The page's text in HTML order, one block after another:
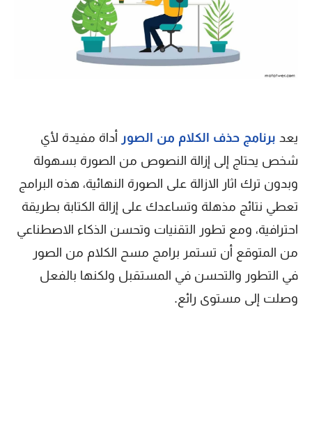
يعد برنامج حذف الكلام من الصور أداة مفيدة لأي
شخص يحتاج إلى إزالة النصوص من الصورة بسهولة
وبدون ترك اثار الازالة على الصورة النهائية، هذه البرامج
تعطي نتائج مذهلة وتساعدك على إزالة الكتابة بطريقة
احترافية، ومع تطور التقنيات وتحسن الذكاء الاصطناعي
من المتوقع أن تستمر برامج مسح الكلام من الصور
في التطور والتحسن في المستقبل ولكنها بالفعل
وصلت إلى مستوى رائع.